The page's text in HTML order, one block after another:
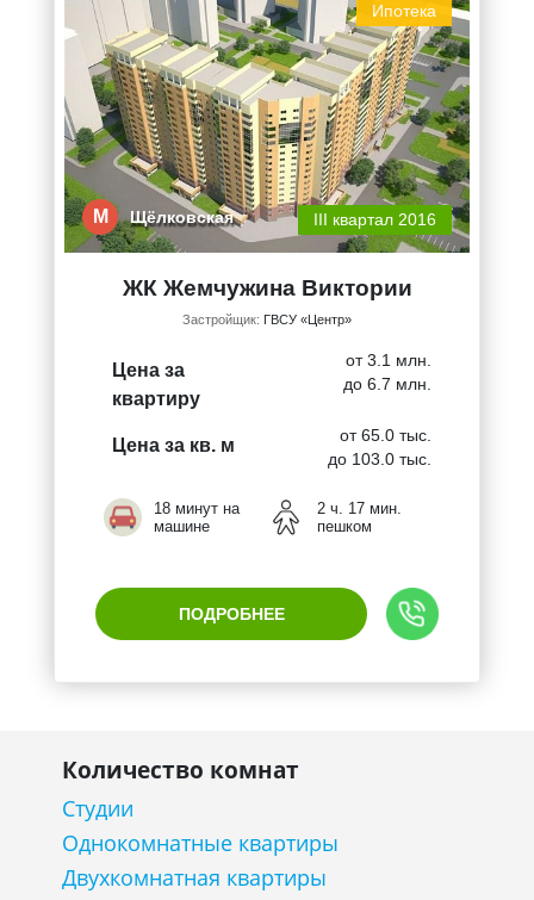
Ипотека
М Щёлковская III квартал 2016
ЖК Жемчужина Виктории
Застройщик: ГВСУ «Центр»
Цена за
квартиру
от 3.1 млн.
до 6.7 млн.
Цена за кв. м
от 65.0 тыс.
до 103.0 тыс.
18 минут на
машине
2 ч. 17 мин.
пешком
ПОДРОБНЕЕ
Количество комнат
Студии
Однокомнатные квартиры
Двухкомнатная квартиры